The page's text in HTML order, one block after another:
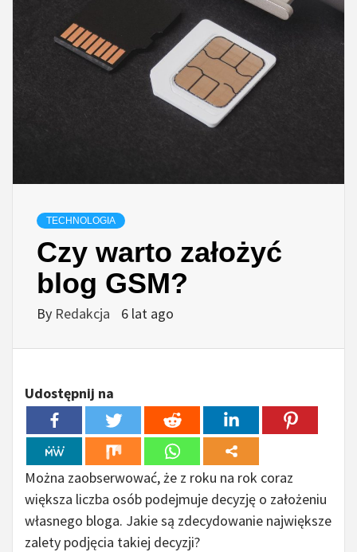
TECHNOLOGIA
Czy warto założyć
blog GSM?
By Redakcja 6 lat ago
Udostępnij na
Można zaobserwować, że z roku na rok coraz
większa liczba osób podejmuje decyzję o założeniu
własnego bloga. Jakie są zdecydowanie największe
zalety podjęcia takiej decyzji?